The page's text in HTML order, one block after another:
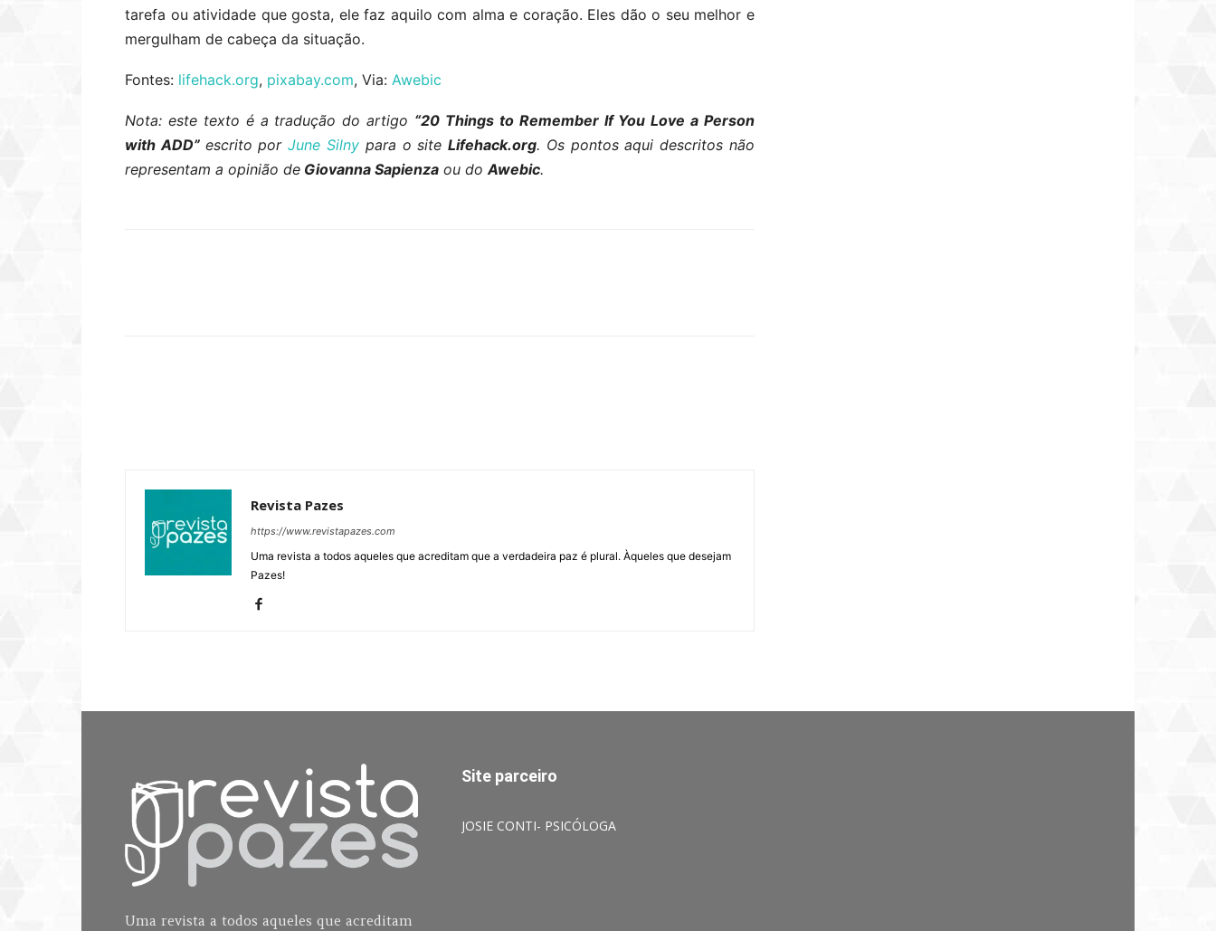
tarefa ou atividade que gosta, ele faz aquilo com alma e coração. Eles dão o seu melhor e
mergulham de cabeça da situação.
Fontes: lifehack.org, pixabay.com, Via: Awebic
Nota: este texto é a tradução do artigo “20 Things to Remember If You Love a Person
with ADD” escrito porJune Silnypara o siteLifehack.org. Os pontos aqui descritos não
representam a opinião de Giovanna Sapienza ou doAwebic.
Revista Pazes
https://www.revistapazes.com
Uma revista a todos aqueles que acreditam que a verdadeira paz é plural. Àqueles que desejam
Pazes!
Uma revista a todos aqueles que acreditam
Site parceiro
JOSIE CONTI- PSICÓLOGA